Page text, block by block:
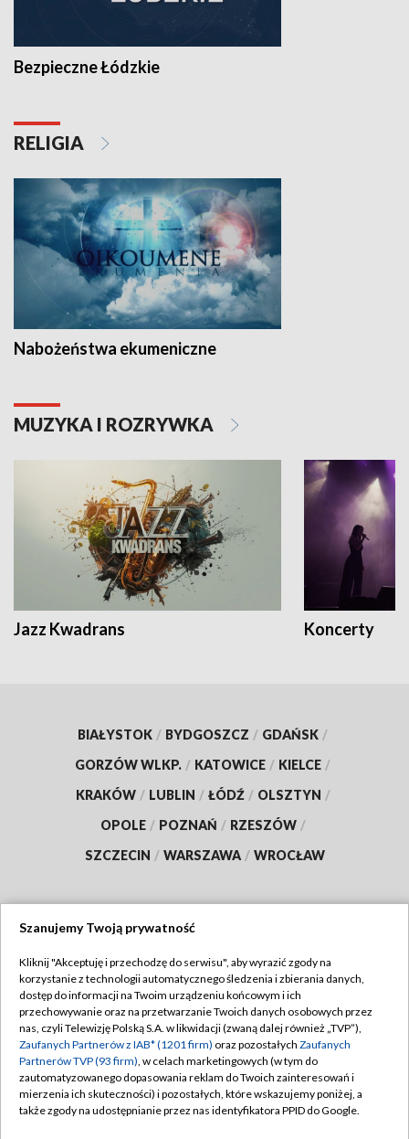
Bezpieczne Łódzkie
RELIGIA
Nabożeństwa ekumeniczne
MUZYKA I ROZRYWKA
Jazz Kwadrans Koncerty
BIAŁYSTOK / BYDGOSZCZ / GDAŃSK /
GORZÓW WLKP. / KATOWICE / KIELCE /
KRAKÓW / LUBLIN / ŁÓDŹ / OLSZTYN /
OPOLE / POZNAŃ / RZESZÓW /
SZCZECIN / WARSZAWA / WROCŁAW
TVP
Abonament TVP
Emisja w TVP
Centrum informacji TVP
Naziemna Telewizja Cyfrowa
Regulamin TVP
Polityka prywatności
Moje zgody
Pomoc
Szanujemy Twoją prywatność
Kliknij "Akceptuję i przechodzę do serwisu", aby wyrazić zgody na
korzystanie z technologii automatycznego śledzenia i zbierania danych,
dostęp do informacji na Twoim urządzeniu końcowym i ich
przechowywanie oraz na przetwarzanie Twoich danych osobowych przez
nas, czyli Telewizję Polską S.A. w likwidacji (zwaną dalej również „TVP”),
Zaufanych Partnerów z IAB* (1201 firm) oraz pozostałych Zaufanych
Partnerów TVP (93 firm), w celach marketingowych (w tym do
zautomatyzowanego dopasowania reklam do Twoich zainteresowań i
mierzenia ich skuteczności) i pozostałych, które wskazujemy poniżej, a
także zgody na udostępnianie przez nas identyfikatora PPID do Google.